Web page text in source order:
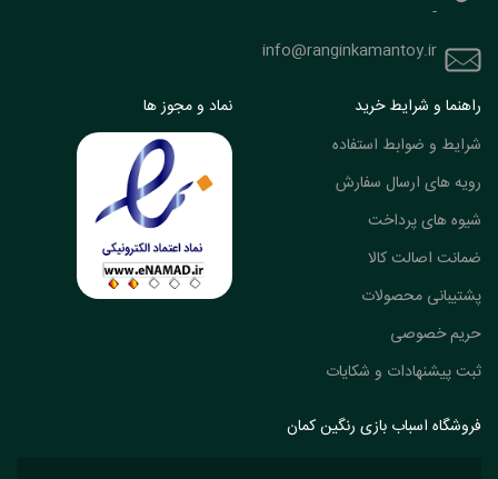
-
info@ranginkamantoy.ir
راهنما و شرایط خرید
شرایط و ضوابط استفاده
رویه های ارسال سفارش
شیوه های پرداخت
ضمانت اصالت کالا
پشتیبانی محصولات
حریم خصوصی
ثبت پیشنهادات و شکایات
نماد و مجوز ها
فروشگاه اسباب بازی رنگین کمان